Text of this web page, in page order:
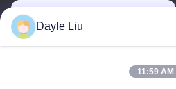
Dayle Liu
11:59 AM